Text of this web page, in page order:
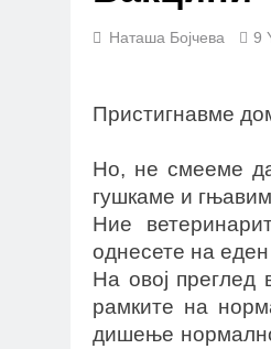
Наташа Бојчева 9
Пристигнавме
Но, не смееме
гушкаме и
Ние
однесете на
На овој преглед
рамките на
дишење